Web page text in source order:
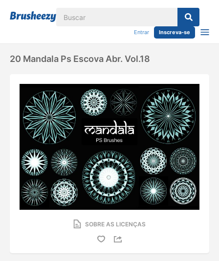
Entrar Inscreva-se
20 Mandala Ps Escova Abr. Vol.18
SOBRE AS LICENÇAS